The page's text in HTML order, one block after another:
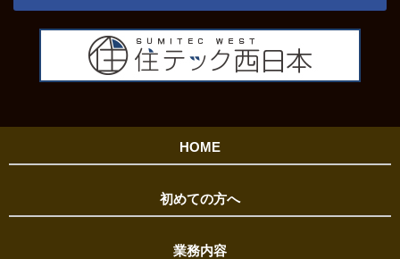
HOME
初めての方へ
業務内容